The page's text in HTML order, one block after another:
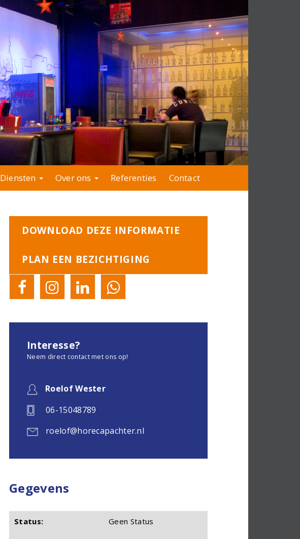
Diensten Over ons Referenties Contact
DOWNLOAD DEZE INFORMATIE
PLAN EEN BEZICHTIGING
Interesse?
Neem direct contact met ons op!
Roelof Wester
06-15048789
roelof@horecapachter.nl
Gegevens
Status: Geen Status